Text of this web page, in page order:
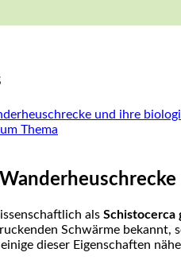
und‍ ihre
Thema
als Schistocerca⁢
Schwärme ⁤bekannt,
dieser Eigenschaften